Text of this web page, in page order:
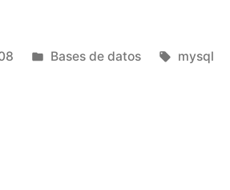
Publicado
Bases de datos Etiquetas:
mysql